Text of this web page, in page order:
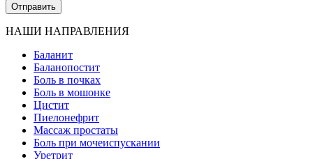
НАШИ НАПРАВЛЕНИЯ
Баланит
Баланопостит
Боль в почках
Боль в мошонке
Цистит
Пиелонефрит
Массаж простаты
Боль при мочеиспускании
Уретрит